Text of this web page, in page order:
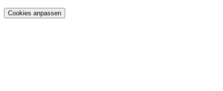
Cookies anpassen